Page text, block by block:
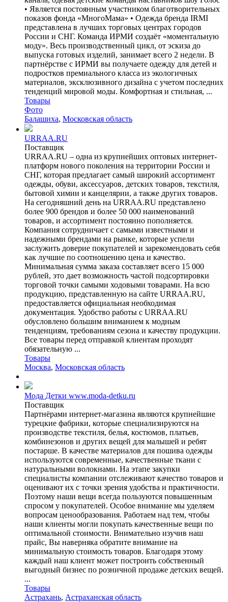
• Является постоянным участником благотворительных
показов фонда «МногоМама» • Одежда бренда IRMI
представлена в лучших торговых центрах городов
России и СНГ. Команда ИРМИ создаёт «моментальную
моду». Весь производственный цикл, от эскиза до
выпуска готовых изделий, занимает всего 2 недели. В
партнёрстве с ИРМИ вы получаете одежду для детей и
подростков премиального класса из экологичных
материалов, эксклюзивного дизайна с учетом последних
тенденций мировой моды. Комфортная и стильная, ...
Товары
Фото
Балашиха, Московская область
URRAA.RU
Поставщик
URRAA.RU – одна из крупнейших оптовых интернет-
платформ нового поколения на территории России и
СНГ, которая предлагает самый широкий ассортимент
одежды, обуви, аксессуаров, детских товаров, текстиля,
бытовой химии и канцелярии, а также других товаров.
На сегодняшний день на URRAA.RU представлено
более 900 брендов и более 50 000 наименований
товаров, и ассортимент постоянно пополняется.
Компания сотрудничает с самыми известными и
надежными брендами на рынке, которые успели
заслужить доверие покупателей и зарекомендовать себя
как лучшие по соотношению цена и качество.
Минимальная сумма заказа составляет всего 15 000
рублей, это дает возможность частой подсортировки
торговой точки самыми ходовыми товарами. На всю
продукцию, представленную на сайте URRAA.RU,
предоставляется официальная необходимая
документация. Удобство работы с URRAA.RU
обусловлено большим вниманием к модным
тенденциям, требованиям сезона и качеству продукции.
Все товары перед отправкой клиентам проходят
обязательную ...
Товары
Москва, Московская область
Мода Детки www.moda-detku.ru
Поставщик
Партнёрами интернет-магазина являются крупнейшие
турецкие фабрики, которые специализируются на
производстве текстиля, белья, костюмов, платьев,
комбинезонов и других вещей для малышей и ребят
постарше. В качестве материалов для пошива одежды
используются современные, качественные ткани с
натуральными волокнами. На этапе закупки
специалисты компании отслеживают качество товаров и
оценивают их с точки зрения удобства и практичности.
Поэтому наши вещи всегда пользуются повышенным
спросом у покупателей. Особое внимание мы уделяем
вопросам ценообразования. Работаем над тем, чтобы
наши клиенты могли покупать качественные вещи по
оптимальной стоимости. Внимательно изучив наш
прайс, Вы наверняка обратите внимание на
минимальную стоимость товаров. Благодаря этому
каждый наш клиент может построить собственный
выгодный бизнес по розничной продаже детских вещей.
...
Товары
Астрахань, Астраханская область